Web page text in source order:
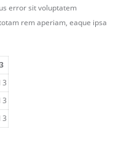
error sit voluptatem
rem aperiam, eaque ipsa
3
3
3